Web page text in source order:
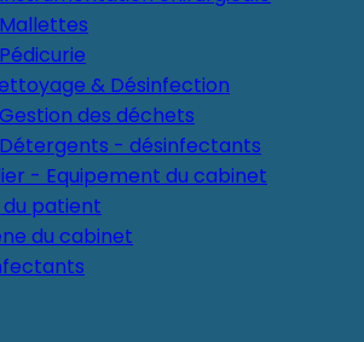
Mallettes
Pédicurie
& Désinfection
Gestion des déchets
Détergents - désinfectants
- Equipement du cabinet
du patient
du cabinet